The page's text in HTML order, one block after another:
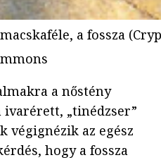
a fossza
a nőstény
ivarérett, „tinédzser”
végignézik az egész
hogy a fossza